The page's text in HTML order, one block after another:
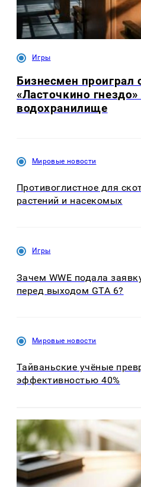
Игры
Бизнесмен проиграл
«Ласточкино
водохранилище
Мировые новости
Противоглистное для
растений и насекомых
Игры
Зачем WWE подала
перед выходом GTA 6?
Мировые новости
Тайваньские учёные
эффективностью 40%